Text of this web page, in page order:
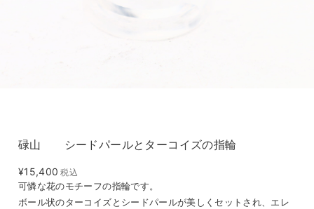
碌山 シードパールとターコイズの指輪
¥15,400 税込
可憐な花のモチーフの指輪です。
ボール状のターコイズとシードパールが美しくセットされ、エレ